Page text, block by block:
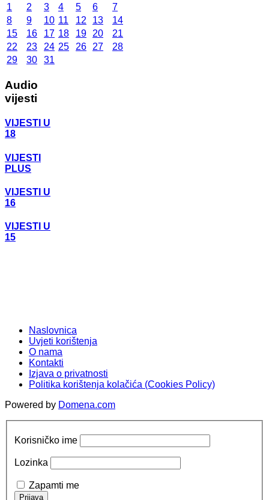
1
2 3 4 5 6
7
8
9 10 11 12 13
14
15
16 17 18 19 20
21
22
23 24 25 26 27
28
29
30 31
Audio
vijesti
VIJESTI U
18
VIJESTI
PLUS
VIJESTI U
16
VIJESTI U
15
Naslovnica
Uvjeti korištenja
O nama
Kontakti
Izjava o privatnosti
Politika korištenja kolačića (Cookies Policy)
Powered by Domena.com
Korisničko ime
Lozinka
Zapamti me